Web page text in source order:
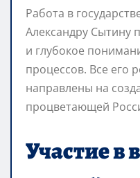
Работа в
Александру Сытину
и глубокое
процессов. Все его
направлены на
процветающей
Участие в